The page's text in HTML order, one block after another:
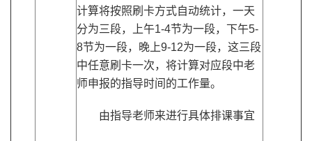
计算将按照刷卡方式自动统计，一天
分为三段，上午1-4节为一段，下午5-
8节为一段，晚上9-12为一段，这三段
中任意刷卡一次，将计算对应段中老
师申报的指导时间的工作量。
由指导老师来进行具体排课事宜